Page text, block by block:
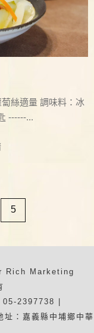
絲適量 調味料：冰
------...
5
Rich Marketing
2397738 |
：嘉義縣中埔鄉中華